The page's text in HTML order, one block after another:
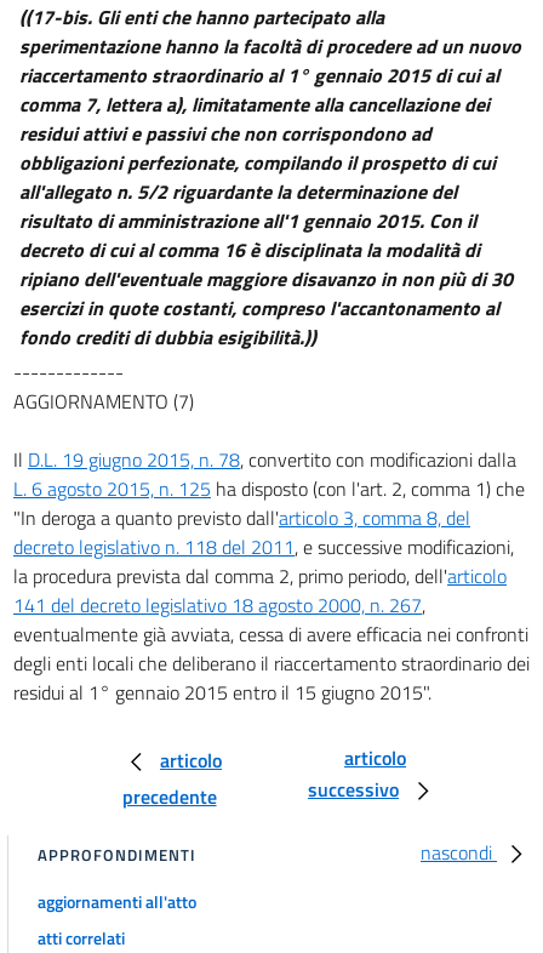
((17-bis. Gli enti che hanno partecipato alla
sperimentazione hanno la facoltà di procedere ad un nuovo
riaccertamento straordinario al 1° gennaio 2015 di cui al
comma 7, lettera a), limitatamente alla cancellazione dei
residui attivi e passivi che non corrispondono ad
obbligazioni perfezionate, compilando il prospetto di cui
all'allegato n. 5/2 riguardante la determinazione del
risultato di amministrazione all'1 gennaio 2015. Con il
decreto di cui al comma 16 è disciplinata la modalità di
ripiano dell'eventuale maggiore disavanzo in non più di 30
esercizi in quote costanti, compreso l'accantonamento al
fondo crediti di dubbia esigibilità.))
-------------
AGGIORNAMENTO (7)
Il D.L. 19 giugno 2015, n. 78, convertito con modificazioni dalla
L. 6 agosto 2015, n. 125 ha disposto (con l'art. 2, comma 1) che
"In deroga a quanto previsto dall'articolo 3, comma 8, del
decreto legislativo n. 118 del 2011, e successive modificazioni,
la procedura prevista dal comma 2, primo periodo, dell'articolo
141 del decreto legislativo 18 agosto 2000, n. 267,
eventualmente già avviata, cessa di avere efficacia nei confronti
degli enti locali che deliberano il riaccertamento straordinario dei
residui al 1° gennaio 2015 entro il 15 giugno 2015".
articolo
precedente
articolo
successivo
nascondi
APPROFONDIMENTI
aggiornamenti all'atto
atti correlati